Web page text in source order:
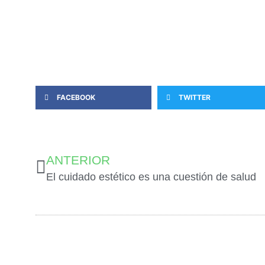
FACEBOOK TWITTER
ANTERIOR
El cuidado estético es una cuestión de salud